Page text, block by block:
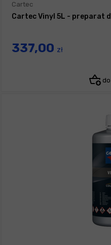
Cartec
Cartec Vinyl 5L - preparat
337,00 zł